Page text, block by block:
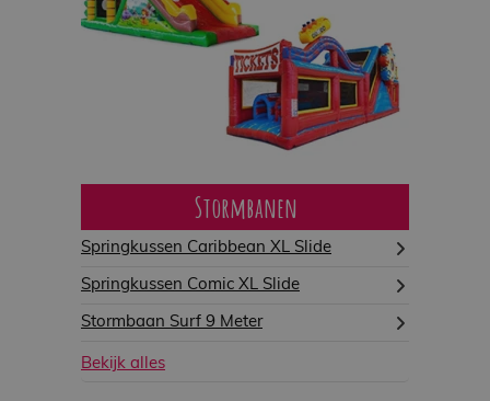
Stormbanen
Springkussen Caribbean XL Slide
Springkussen Comic XL Slide
Stormbaan Surf 9 Meter
Bekijk alles